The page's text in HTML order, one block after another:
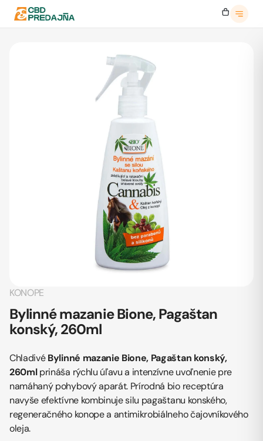
KONOPE
Bylinné mazanie Bione, Pagaštan
konský, 260ml
ChladivéBylinné mazanie Bione, Pagaštan konský,
260mlprináša rýchlu úľavu a intenzívne uvoľnenie pre
namáhaný pohybový aparát. Prírodná bio receptúra
navyše efektívne kombinuje silu pagaštanu konského,
regeneračného konope a antimikrobiálneho čajovníkového
oleja.